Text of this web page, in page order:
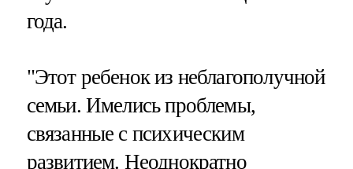
года.
"Этот ребенок из неблагополучной
семьи. Имелись проблемы,
связанные с психическим
развитием. Неоднократно